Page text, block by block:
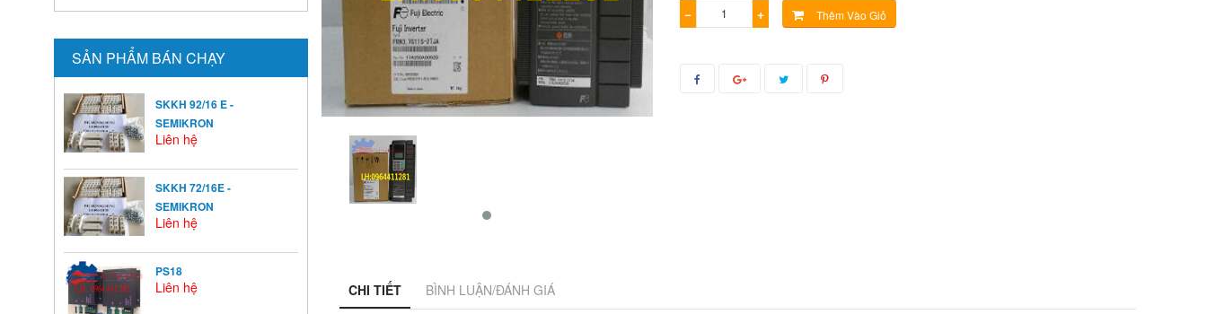
SẢN PHẨM BÁN CHẠY
SKKH 92/16 E -
SEMIKRON
Liên hệ
SKKH 72/16E -
SEMIKRON
Liên hệ
PS18
Liên hệ
− + Thêm Vào Giỏ
CHI TIẾT BÌNH LUẬN/ĐÁNH GIÁ